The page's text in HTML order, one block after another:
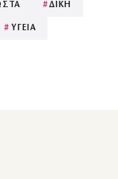
#ΔΙΚΗ
# ΥΓΕΙΑ